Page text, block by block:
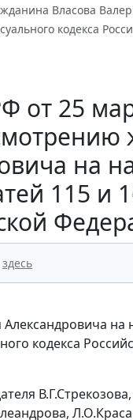
Власова
кодекса
от 25
на
115 и
здесь
на
кодекса